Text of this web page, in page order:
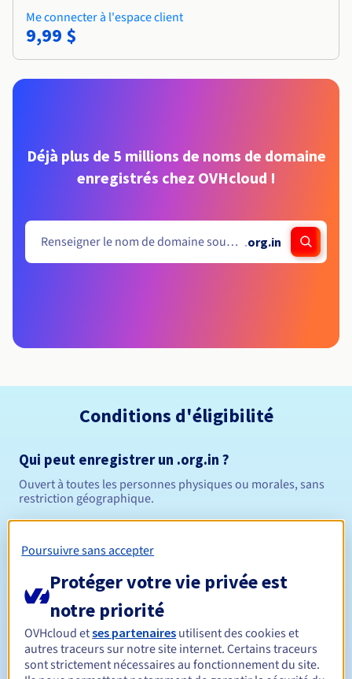
Me connecter à l'espace client
9,99 $
Déjà plus de 5 millions de noms de domaine
enregistrés chez OVHcloud !
.org.in
Conditions d'éligibilité
Qui peut enregistrer un .org.in ?
Ouvert à toutes les personnes physiques ou morales, sans
restriction géographique.
Durée de réservation Entre 1 et 5 ans
Durée de renouvellement Entre 1 et 5 ans
Poursuivre sans accepter
Protéger votre vie privée est
notre priorité
OVHcloud etses partenaires utilisent des cookies et
autres traceurs sur notre site internet. Certains traceurs
sont strictement nécessaires au fonctionnement du site.